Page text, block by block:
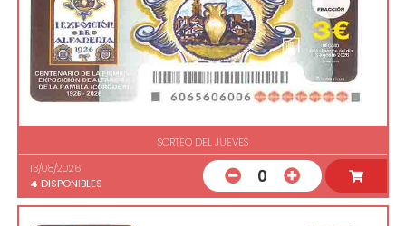
SORTEO DEL JUEVES
13/08/2026
4 DISPONIBLES 0